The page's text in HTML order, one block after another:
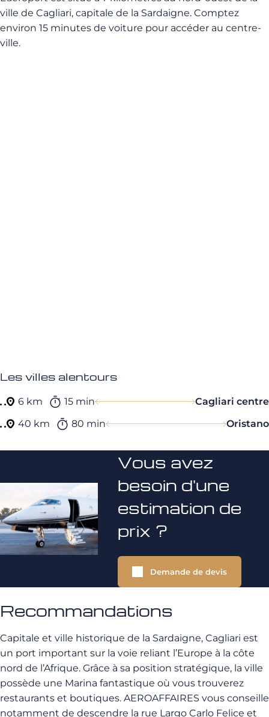
ville de Cagliari, capitale de la Sardaigne. Comptez
environ 15 minutes de voiture pour accéder au centre-
ville.
Les villes alentours
6 km 15 min
Cagliari centre
40 km
80 min Oristano
Vous avez
besoin d'une
estimation de
prix ?
Demande de devis
Recommandations
Capitale et ville historique de la Sardaigne, Cagliari est
un port important sur la voie reliant l’Europe à la côte
nord de l’Afrique. Grâce à sa position stratégique, la ville
possède une Marina fantastique où vous trouverez
restaurants et boutiques. AEROAFFAIRES vous conseille
notamment de descendre la rue Largo Carlo Felice et